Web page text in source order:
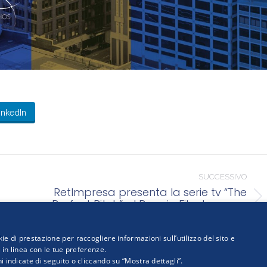
SUCCESSIVO
Prossimo
RetImpresa presenta la serie tv “The
Perfect Pitch” al Premio Film Impresa
di prestazione per raccogliere informazioni sull’utilizzo del sito e
linea con le tue preferenze.
di seguito o cliccando su “Mostra dettagli”.